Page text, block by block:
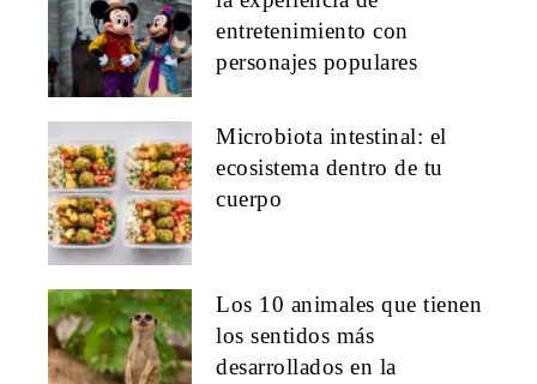
entretenimiento con
personajes populares
Microbiota intestinal: el
ecosistema dentro de tu
cuerpo
Los 10 animales que tienen
los sentidos más
desarrollados en la